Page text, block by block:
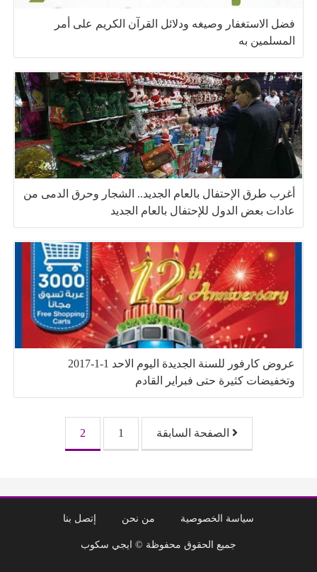
فضل الاستغفار وصيغه ودلائل القرآن الكريم على أمر
المسلمين به
أغرب طرق الإحتفال بالعام الجديد.. الشجار وحرق الدمى من
عادات بعض الدول للإحتفال بالعام الجديد
عروض كارفور للسنة الجديدة اليوم الاحد 1-1-2017
وتخفيضات كثيرة حتى فبراير القادم
تصفّح المقالات
الصفحة السابقة 1
2
سياسة الخصوصية من نحن إتصل بنا
جميع الحقوق محفوظة © ايجي سكوب